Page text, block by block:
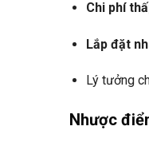
Chi phí
Lắp đặt
Lý tưởng
Nhược